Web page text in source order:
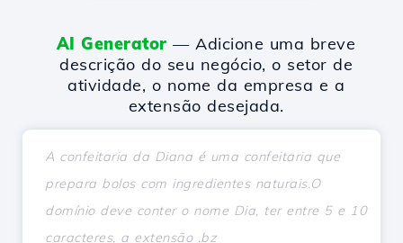
AI Generator — Adicione uma breve
descrição do seu negócio, o setor de
atividade, o nome da empresa e a
extensão desejada.